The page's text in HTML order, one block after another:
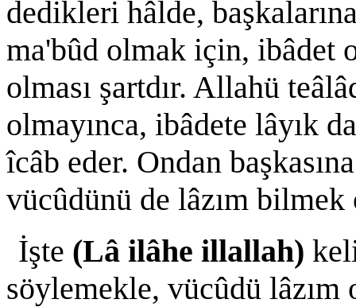
dedikleri hâlde,
ma'bûd olmak için, ibâdet
olması şartdır. Allahü
olmayınca, ibâdete lâyık
îcâb eder. Ondan
vücûdünü de lâzım bilmek
İşte (Lâ ilâhe illallah)
söylemekle, vücûdü lâzım